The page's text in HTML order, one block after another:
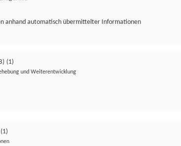
anhand automatisch übermittelter Informationen
(1)
und Weiterentwicklung
(1)